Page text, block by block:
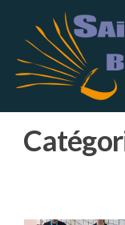
the
content